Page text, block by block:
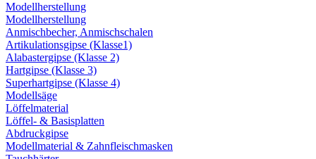
Modellherstellung
Modellherstellung
Anmischbecher, Anmischschalen
Artikulationsgipse (Klasse1)
Alabastergipse (Klasse 2)
Hartgipse (Klasse 3)
Superhartgipse (Klasse 4)
Modellsäge
Löffelmaterial
Löffel- & Basisplatten
Abdruckgipse
Modellmaterial & Zahnfleischmasken